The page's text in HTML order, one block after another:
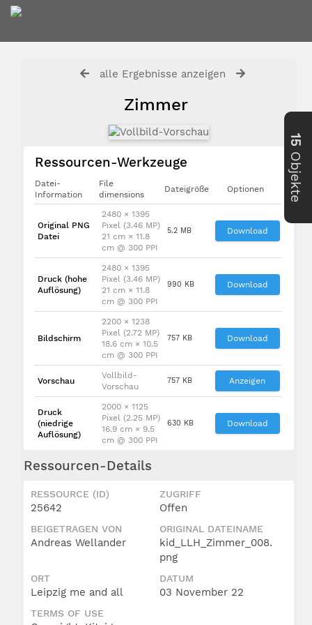
alle Ergebnisse anzeigen
Zimmer
Ressourcen-Werkzeuge
Datei-
Information
File
dimensions
Dateigröße Optionen
Original PNG
Datei
2480 × 1395
Pixel (3.46 MP)
21 cm × 11.8
cm @ 300 PPI
5.2 MB Download
Druck (hohe
Auflösung)
2480 × 1395
Pixel (3.46 MP)
21 cm × 11.8
cm @ 300 PPI
990 KB Download
Bildschirm
2200 × 1238
Pixel (2.72 MP)
18.6 cm × 10.5
cm @ 300 PPI
757 KB Download
Vorschau
Vollbild-
Vorschau
757 KB Anzeigen
Druck
(niedrige
Auflösung)
2000 × 1125
Pixel (2.25 MP)
16.9 cm × 9.5
cm @ 300 PPI
630 KB Download
Ressourcen-Details
RESSOURCE (ID)
25642
ZUGRIFF
Offen
BEIGETRAGEN VON
Andreas Wellander
ORIGINAL DATEINAME
kid_LLH_Zimmer_008.
png
ORT
Leipzig me and all
DATUM
03 November 22
TERMS OF USE
15
Objekte